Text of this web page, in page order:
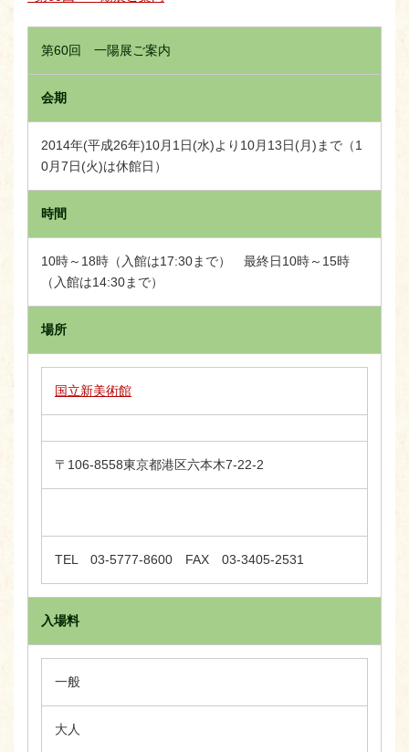
第60回 一陽展ご案内
会期
2014年(平成26年)10月1日(水)より10月13日(月)まで（1
0月7日(火)は休館日）
時間
10時～18時（入館は17:30まで） 最終日10時～15時
（入館は14:30まで）
場所
国立新美術館
〒106-8558東京都港区六本木7-22-2
TEL 03-5777-8600 FAX 03-3405-2531
入場料
一般
大人